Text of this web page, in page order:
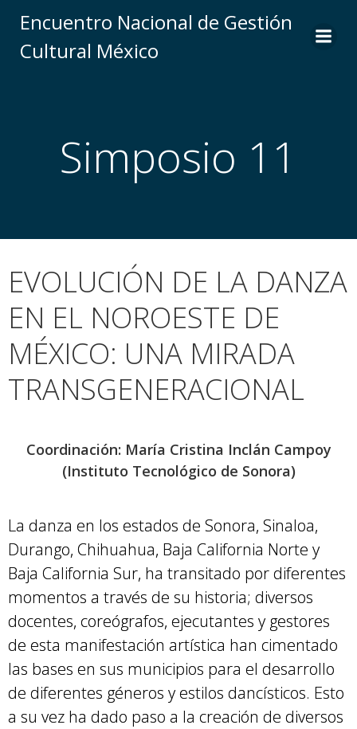
al
Encuentro Nacional de Gestión
Cultural México
Simposio 11
EVOLUCIÓN DE LA DANZA
EN EL NOROESTE DE
MÉXICO: UNA MIRADA
TRANSGENERACIONAL
Coordinación: María Cristina Inclán Campoy
(Instituto Tecnológico de Sonora)
La danza en los estados de Sonora, Sinaloa,
Durango, Chihuahua, Baja California Norte y
Baja California Sur, ha transitado por diferentes
momentos a través de su historia; diversos
docentes, coreógrafos, ejecutantes y gestores
de esta manifestación artística han cimentado
las bases en sus municipios para el desarrollo
de diferentes géneros y estilos dancísticos. Esto
a su vez ha dado paso a la creación de diversos